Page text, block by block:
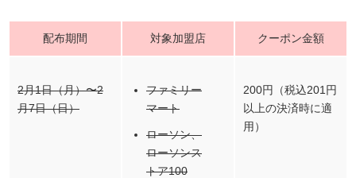
配布期間 対象加盟店 クーポン金額
2月1日（月）〜2
月7日（日）
ファミリー
マート
ローソン、
ローソンス
トア100
200円（税込201円
以上の決済時に適
用）